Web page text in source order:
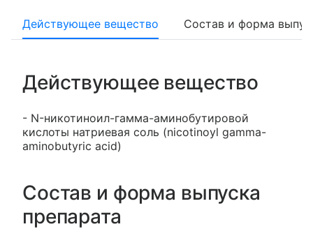
Действующее вещество Состав и форма
Действующее вещество
- N-никотиноил-гамма-аминобутировой
кислоты натриевая соль (nicotinoyl gamma-
aminobutyric acid)
Состав и форма выпуска
препарата